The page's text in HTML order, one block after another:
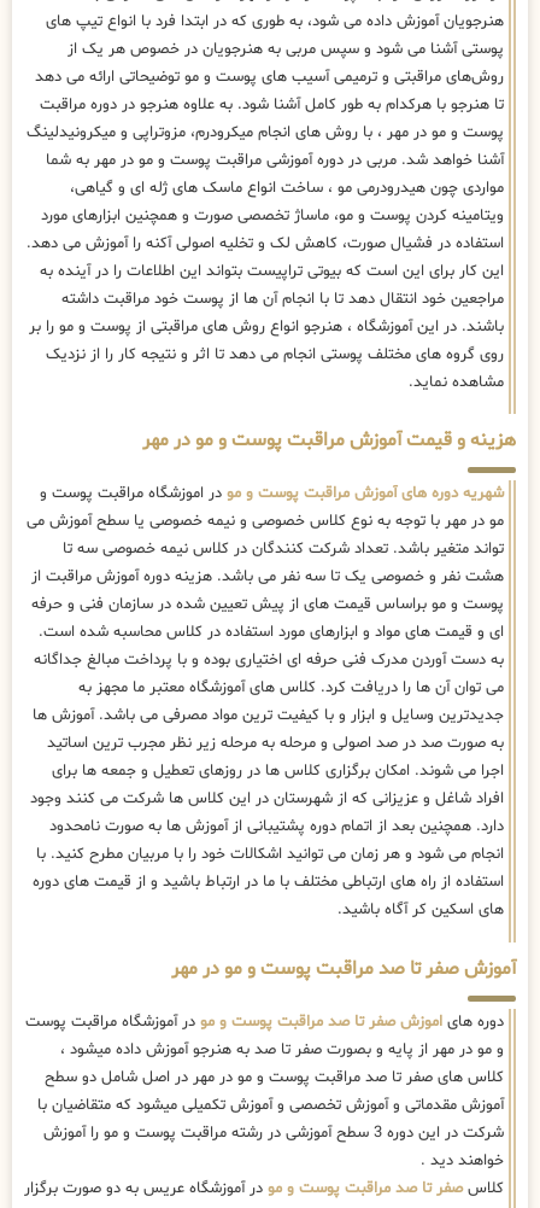
هنرجویان آموزش داده می شود، به طوری که در ابتدا فرد با انواع تیپ های
پوستی آشنا می شود و سپس مربی به هنرجویان در خصوص هر یک از
روش‌های مراقبتی و ترمیمی آسیب های پوست و مو توضیحاتی ارائه می دهد
تا هنرجو با هرکدام به طور کامل آشنا شود. به علاوه هنرجو در دوره مراقبت
پوست و مو در مهر ، با روش های انجام میکرودرم، مزوتراپی و میکرونیدلینگ
آشنا خواهد شد. مربی در دوره آموزشی مراقبت پوست و مو در مهر به شما
مواردی چون هیدرودرمی مو ، ساخت انواع ماسک های ژله ای و گیاهی،
ویتامینه کردن پوست و مو، ماساژ تخصصی صورت و همچنین ابزارهای مورد
استفاده در فشیال صورت، کاهش لک و تخلیه اصولی آکنه را آموزش می دهد.
این کار برای این است که بیوتی تراپیست بتواند این اطلاعات را در آینده به
مراجعین خود انتقال دهد تا با انجام آن ها از پوست خود مراقبت داشته
باشند. در این آموزشگاه ، هنرجو انواع روش های مراقبتی از پوست و مو را بر
روی گروه های مختلف پوستی انجام می دهد تا اثر و نتیجه کار را از نزدیک
مشاهده نماید.
هزینه و قیمت آموزش مراقبت پوست و مو در مهر
شهریه دوره های آموزش مراقبت پوست و مو در اموزشگاه مراقبت پوست و
مو در مهر با توجه به نوع کلاس خصوصی و نیمه خصوصی یا سطح آموزش می
تواند متغیر باشد. تعداد شرکت کنندگان در کلاس نیمه خصوصی سه تا
هشت نفر و خصوصی یک تا سه نفر می باشد. هزینه دوره آموزش مراقبت از
پوست و مو براساس قیمت های از پیش تعیین شده در سازمان فنی و حرفه
ای و قیمت های مواد و ابزارهای مورد استفاده در کلاس محاسبه شده است.
به دست آوردن مدرک فنی حرفه ای اختیاری بوده و با پرداخت مبالغ جداگانه
می توان آن ها را دریافت کرد. کلاس های آموزشگاه معتبر ما مجهز به
جدیدترین وسایل و ابزار و با کیفیت ترین مواد مصرفی می باشد. آموزش ها
به صورت صد در صد اصولی و مرحله به مرحله زیر نظر مجرب ترین اساتید
اجرا می شوند. امکان برگزاری کلاس ها در روزهای تعطیل و جمعه ها برای
افراد شاغل و عزیزانی که از شهرستان در این کلاس ها شرکت می کنند وجود
دارد. همچنین بعد از اتمام دوره پشتیبانی از آموزش ها به صورت نامحدود
انجام می شود و هر زمان می توانید اشکالات خود را با مربیان مطرح کنید. با
استفاده از راه های ارتباطی مختلف با ما در ارتباط باشید و از قیمت های دوره
های اسکین کر آگاه باشید.
آموزش صفر تا صد مراقبت پوست و مو در مهر
دوره های اموزش صفر تا صد مراقبت پوست و مو در آموزشگاه مراقبت پوست
و مو در مهر از پایه و بصورت صفر تا صد به هنرجو آموزش داده میشود ،
کلاس های صفر تا صد مراقبت پوست و مو در مهر در اصل شامل دو سطح
آموزش مقدماتی و آموزش تخصصی و آموزش تکمیلی میشود که متقاضیان با
شرکت در این دوره 3 سطح آموزشی در رشته مراقبت پوست و مو را آموزش
خواهند دید .
کلاسصفر تا صد مراقبت پوست و مو در آموزشگاه عریس به دو صورت برگزار